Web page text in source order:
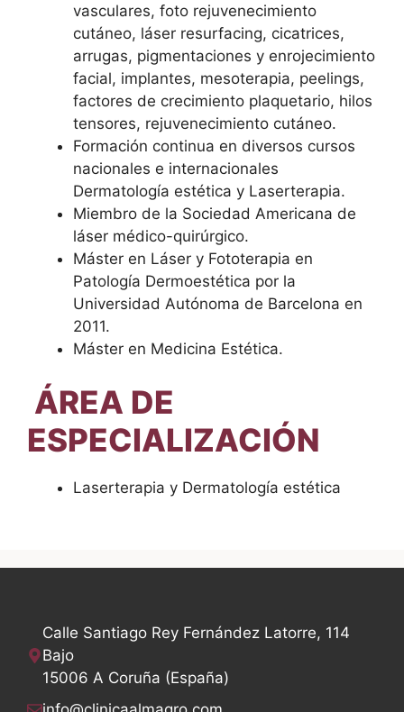
vasculares, foto rejuvenecimiento
cutáneo, láser resurfacing, cicatrices,
arrugas, pigmentaciones y enrojecimiento
facial, implantes, mesoterapia, peelings,
factores de crecimiento plaquetario, hilos
tensores, rejuvenecimiento cutáneo.
Formación continua en diversos cursos
nacionales e internacionales
Dermatología estética y Laserterapia.
Miembro de la Sociedad Americana de
láser médico-quirúrgico.
Máster en Láser y Fototerapia en
Patología Dermoestética por la
Universidad Autónoma de Barcelona en
2011.
Máster en Medicina Estética.
ÁREA DE
ESPECIALIZACIÓN
Laserterapia y Dermatología estética
Calle Santiago Rey Fernández Latorre, 114
Bajo
15006 A Coruña (España)